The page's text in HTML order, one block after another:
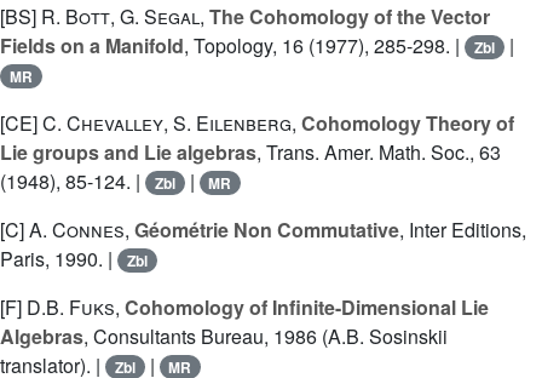
[BS] R. Bott, G. Segal, The Cohomology of the Vector
Fields on a Manifold, Topology, 16 (1977), 285-298. | Zbl |
MR
[CE]C. Chevalley, S. Eilenberg, Cohomology Theory of
Lie groups and Lie algebras, Trans. Amer. Math. Soc., 63
(1948), 85-124. |
Zbl | MR
[C]A. Connes, Géométrie Non Commutative, Inter Editions,
Paris, 1990. |
Zbl
[F] D.B. Fuks, Cohomology of Infinite-Dimensional Lie
Algebras, Consultants Bureau, 1986 (A.B. Sosinskii
translator). |
Zbl | MR